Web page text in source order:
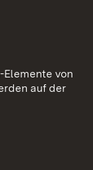
von
auf der